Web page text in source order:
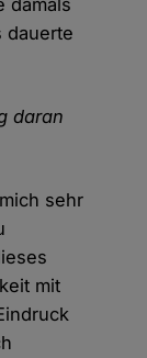
damals
dauerte
daran
sehr
mit